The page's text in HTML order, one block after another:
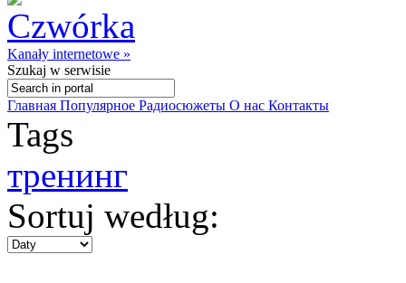
Kanały internetowe »
Szukaj w serwisie
Главная Популярное Радиосюжеты О нас Контакты
Tags
тренинг
Sortuj według: